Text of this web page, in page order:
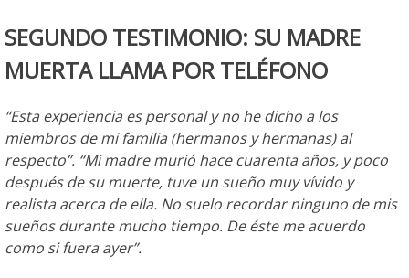
SEGUNDO TESTIMONIO: SU MADRE
MUERTA LLAMA POR TELÉFONO
“Esta experiencia es personal y no he dicho a los
miembros de mi familia (hermanos y hermanas) al
respecto”. “Mi madre murió hace cuarenta años, y poco
después de su muerte, tuve un sueño muy vívido y
realista acerca de ella. No suelo recordar ninguno de mis
sueños durante mucho tiempo. De éste me acuerdo
como si fuera ayer”.